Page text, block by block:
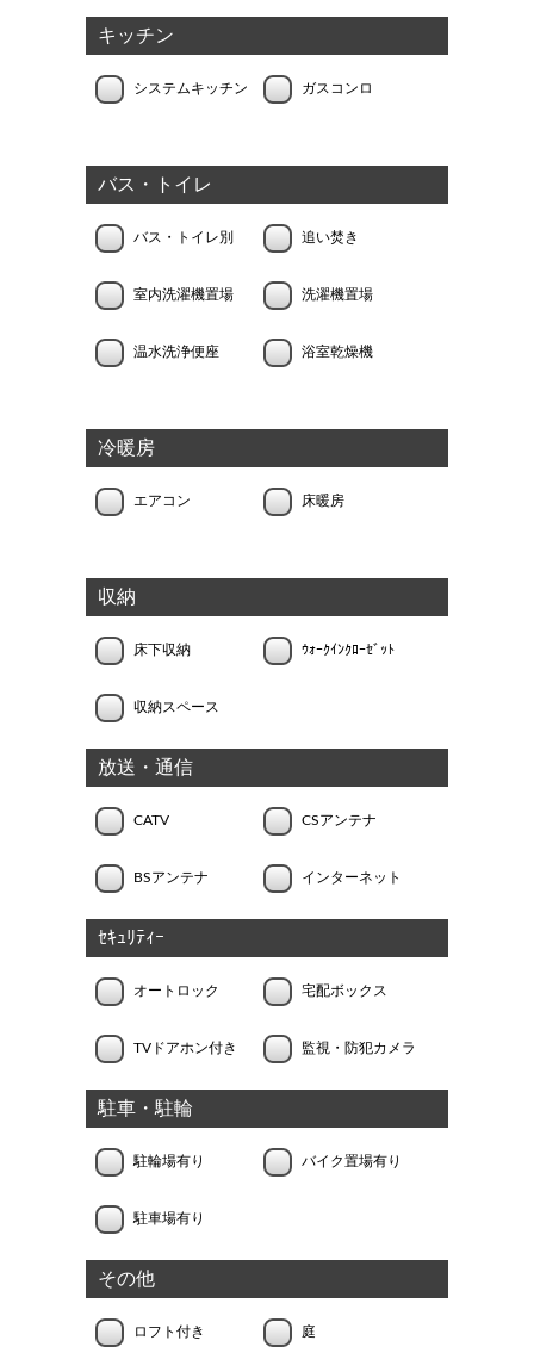
キッチン
システムキッチン ガスコンロ
バス・トイレ
バス・トイレ別 追い焚き
室内洗濯機置場 洗濯機置場
温水洗浄便座 浴室乾燥機
冷暖房
エアコン 床暖房
収納
床下収納 ｳｫｰｸｲﾝｸﾛｰｾﾞｯﾄ
収納スペース
放送・通信
CATV CSアンテナ
BSアンテナ インターネット
ｾｷｭﾘﾃｨｰ
オートロック 宅配ボックス
TVドアホン付き 監視・防犯カメラ
駐車・駐輪
駐輪場有り バイク置場有り
駐車場有り
その他
ロフト付き 庭